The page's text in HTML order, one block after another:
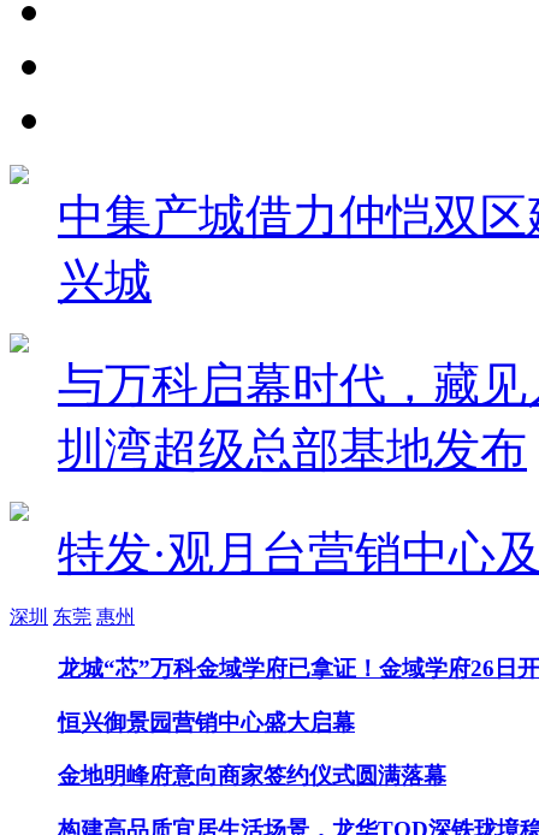
中集产城借力仲恺双
兴城
与万科启幕时代，藏
圳湾超级总部基地发布
特发·观月台营销中心
深圳 东莞 惠州
龙城“芯”万科金域学府已拿证！金域学府26日
​恒兴御景园营销中心盛大启幕
金地明峰府意向商家签约仪式圆满落幕
构建高品质宜居生活场景，龙华TOD深铁珑境